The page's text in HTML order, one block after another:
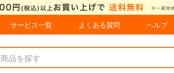
サービス一覧 よくある質問 ヘルプ